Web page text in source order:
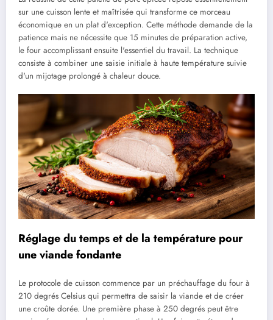
sur une cuisson lente et maîtrisée qui transforme ce morceau
économique en un plat d'exception. Cette méthode demande de la
patience mais ne nécessite que 15 minutes de préparation active,
le four accomplissant ensuite l'essentiel du travail. La technique
consiste à combiner une saisie initiale à haute température suivie
d'un mijotage prolongé à chaleur douce.
Réglage du temps et de la température pour
une viande fondante
Le protocole de cuisson commence par un préchauffage du four à
210 degrés Celsius qui permettra de saisir la viande et de créer
une croûte dorée. Une première phase à 250 degrés peut être